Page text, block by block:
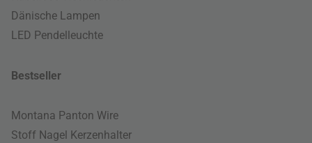
Dänische Lampen
LED Pendelleuchte
Bestseller
Montana Panton Wire
Stoff Nagel Kerzenhalter